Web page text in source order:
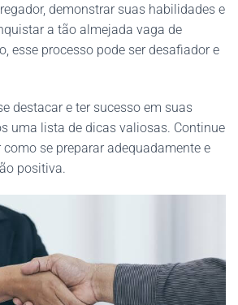
demonstrar suas habilidades e
a tão almejada vaga de
esse processo pode ser desafiador e
destacar e ter sucesso em suas
uma lista de dicas valiosas. Continue
se preparar adequadamente e
positiva.